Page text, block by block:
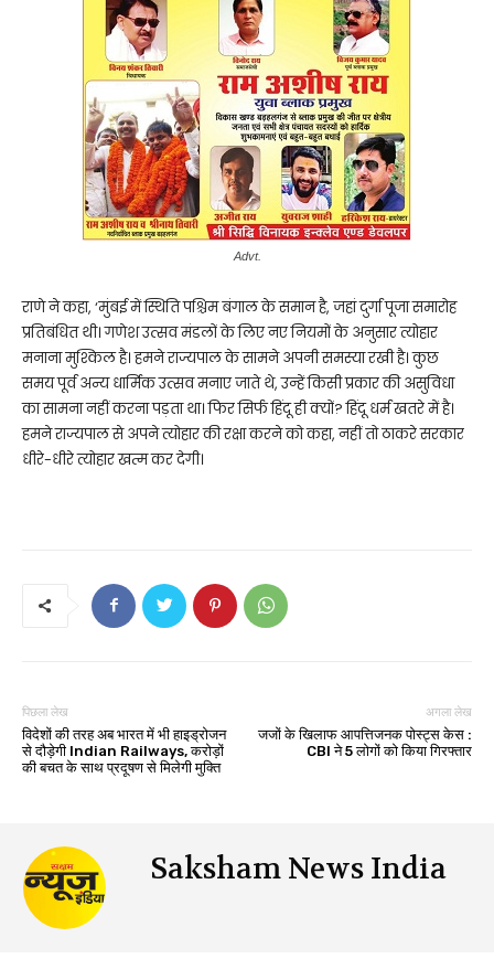
Advt.
राणे ने कहा, ‘मुंबई में स्थिति पश्चिम बंगाल के समान है, जहां दुर्गा पूजा समारोह
प्रतिबंधित थी। गणेश उत्सव मंडलों के लिए नए नियमों के अनुसार त्योहार
मनाना मुश्किल है। हमने राज्यपाल के सामने अपनी समस्या रखी है। कुछ
समय पूर्व अन्य धार्मिक उत्सव मनाए जाते थे, उन्हें किसी प्रकार की असुविधा
का सामना नहीं करना पड़ता था। फिर सिर्फ हिंदू ही क्यों? हिंदू धर्म खतरे में है।
हमने राज्यपाल से अपने त्योहार की रक्षा करने को कहा, नहीं तो ठाकरे सरकार
धीरे-धीरे त्योहार खत्म कर देगी।
पिछला लेख
विदेशों की तरह अब भारत में भी हाइड्रोजन
से दौड़ेगी Indian Railways, करोड़ों
की बचत के साथ प्रदूषण से मिलेगी मुक्ति
अगला लेख
जजों के खिलाफ आपत्तिजनक पोस्‍ट्स केस :
CBI ने 5 लोगों को किया गिरफ्तार
Saksham News India